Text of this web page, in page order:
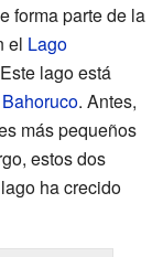
forma parte de la
el Lago
lago está
Bahoruco. Antes,
más pequeños
estos dos
ha crecido